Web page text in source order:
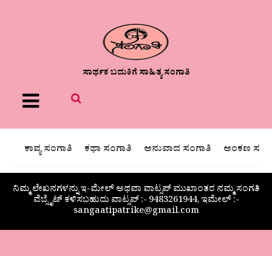
ಸಾರ್ಥಕ ಬದುಕಿಗೆ ಸಾಹಿತ್ಯ ಸಂಗಾತಿ
Menu
ಕಾವ್ಯ ಸಂಗಾತಿ ಕಥಾ ಸಂಗಾತಿ ಅನುವಾದ ಸಂಗಾತಿ ಅಂಕಣ
ನಿಮ್ಮ ಲೇಖನಗಳನ್ನು ಇ-ಮೇಲ್ ಅಥವಾ ವಾಟ್ಸಪ್ ಮುಖಾಂತರ ನಮ್ಮ ಸಂಗತಿ
ವೆಬ್ಸೈಟ್ ಕಳಿಸಬಹುದು ವಾಟ್ಸಪ್‌ :- 9483261944, ಇಮೇಲ್ :-
sangaatipatrike@gmail.com